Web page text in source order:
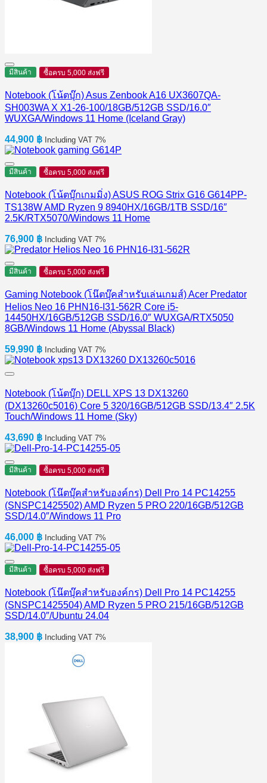
มีสินค้า ซื้อครบ 5,000 ส่งฟรี
Notebook (โน้ตบุ๊ก) Asus Zenbook A16 UX3607QA-
SH003WA X X1-26-100/18GB/512GB SSD/16.0″
WUXGA/Windows 11 Home (Iceland Gray)
44,900 ฿ Including VAT 7%
มีสินค้า ซื้อครบ 5,000 ส่งฟรี
Notebook (โน้ตบุ๊กเกมมิ่ง) ASUS ROG Strix G16 G614PP-
TS138W AMD Ryzen 9 8940HX/16GB/1TB SSD/16″
2.5K/RTX5070/Windows 11 Home
76,900 ฿ Including VAT 7%
มีสินค้า ซื้อครบ 5,000 ส่งฟรี
Gaming Notebook (โน๊ตบุ๊คสำหรับเล่นเกมส์) Acer Predator
Helios Neo 16 PHN16-I31-562R Core i5-
14450HX/16GB/512GB SSD/16.0″ WUXGA/RTX5050
8GB/Windows 11 Home (Abyssal Black)
59,990 ฿ Including VAT 7%
Notebook (โน้ตบุ๊ก) DELL XPS 13 DX13260
(DX13260c5016) Core 5 320/16GB/512GB SSD/13.4″ 2.5K
Touch/Windows 11 Home (Sky)
43,690 ฿ Including VAT 7%
มีสินค้า ซื้อครบ 5,000 ส่งฟรี
Notebook (โน๊ตบุ๊คสำหรับองค์กร) Dell Pro 14 PC14255
(SNSPC1425502) AMD Ryzen 5 PRO 220/16GB/512GB
SSD/14.0″/Windows 11 Pro
46,000 ฿ Including VAT 7%
มีสินค้า ซื้อครบ 5,000 ส่งฟรี
Notebook (โน๊ตบุ๊คสำหรับองค์กร) Dell Pro 14 PC14255
(SNSPC1425504) AMD Ryzen 5 PRO 215/16GB/512GB
SSD/14.0″/Ubuntu 24.04
38,900 ฿ Including VAT 7%